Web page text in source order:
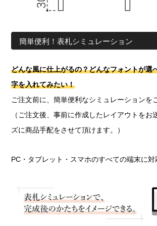
簡単便利！表札シミュレーション
どんな風に仕上がるの？どんなフォントが選
字を入れてみたい！
ご注文前に、簡単便利なシミュレーションを
（ご注文後、事前に作成したレイアウトをお
ズに商品手配をさせて頂けます。）
PC・タブレット・スマホのすべての端末に対